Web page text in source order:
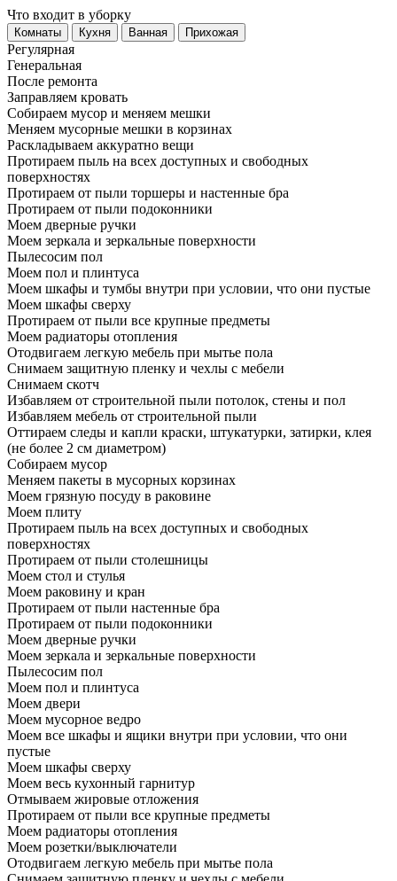
Что входит в уборку
Регу­лярная
Гене­ральная
После ремонта
Заправляем кровать
Собираем мусор и меняем мешки
Меняем мусорные мешки в корзинах
Раскладываем аккуратно вещи
Протираем пыль на всех доступных и свободных
поверхностях
Протираем от пыли торшеры и настенные бра
Протираем от пыли подоконники
Моем дверные ручки
Моем зеркала и зеркальные поверхности
Пылесосим пол
Моем пол и плинтуса
Моем шкафы и тумбы внутри при условии, что они пустые
Моем шкафы сверху
Протираем от пыли все крупные предметы
Моем радиаторы отопления
Отодвигаем легкую мебель при мытье пола
Снимаем защитную пленку и чехлы с мебели
Снимаем скотч
Избавляем от строительной пыли потолок, стены и пол
Избавляем мебель от строительной пыли
Оттираем следы и капли краски, штукатурки, затирки, клея
(не более 2 см диаметром)
Собираем мусор
Меняем пакеты в мусорных корзинах
Моем грязную посуду в раковине
Моем плиту
Протираем пыль на всех доступных и свободных
поверхностях
Протираем от пыли столешницы
Моем стол и стулья
Моем раковину и кран
Протираем от пыли настенные бра
Протираем от пыли подоконники
Моем дверные ручки
Моем зеркала и зеркальные поверхности
Пылесосим пол
Моем пол и плинтуса
Моем двери
Моем мусорное ведро
Моем все шкафы и ящики внутри при условии, что они
пустые
Моем шкафы сверху
Моем весь кухонный гарнитур
Отмываем жировые отложения
Протираем от пыли все крупные предметы
Моем радиаторы отопления
Моем розетки/выключатели
Отодвигаем легкую мебель при мытье пола